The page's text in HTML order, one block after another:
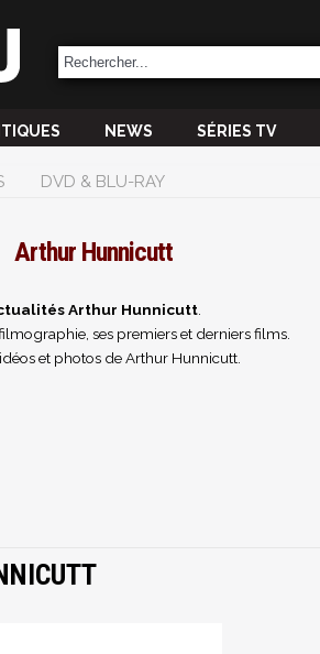
NEWS SÉRIES TV
DVD & BLU-RAY
Arthur Hunnicutt
Arthur Hunnicutt
ses premiers et derniers films.
et photos de Arthur Hunnicutt.